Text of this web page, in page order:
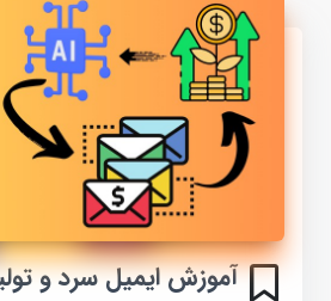
آموزش ایمیل سرد و